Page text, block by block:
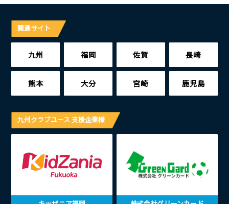
関連サイト
九州 福岡 佐賀 長崎
熊本 大分 宮崎 鹿児島
九州クラブユース 支援企業様